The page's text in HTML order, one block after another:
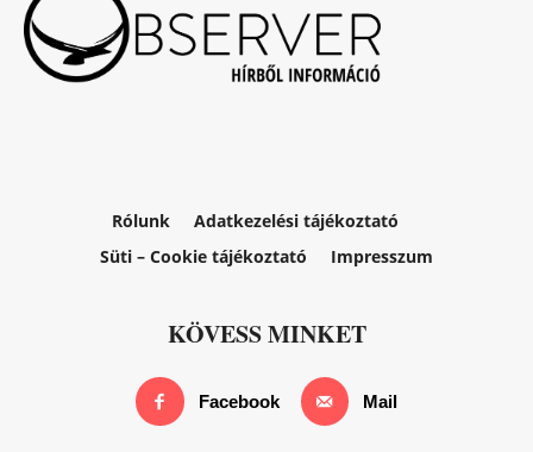
Rólunk
Adatkezelési tájékoztató
Süti – Cookie tájékoztató
Impresszum
KÖVESS MINKET
Facebook Mail